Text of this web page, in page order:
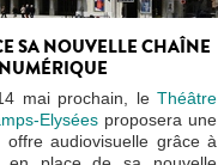
SA NOUVELLE CHAÎNE
NUMÉRIQUE
mai prochain, le Théâtre
Elysées proposera une
offre audiovisuelle grâce à